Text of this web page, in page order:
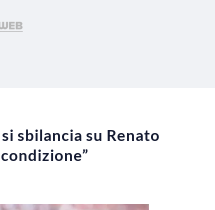
sbilancia su Renato